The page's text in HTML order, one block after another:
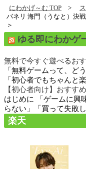
にわかげ～む TOP
バネリ 海門（うなと）決
＞
ゆる即にわかゲ
無料で今すぐ遊べるお
「無料ゲームって、ど
「初心者でもちゃんと
【初心者向け】おすす
はじめに 「ゲームに興
らない」「買って失敗
楽天